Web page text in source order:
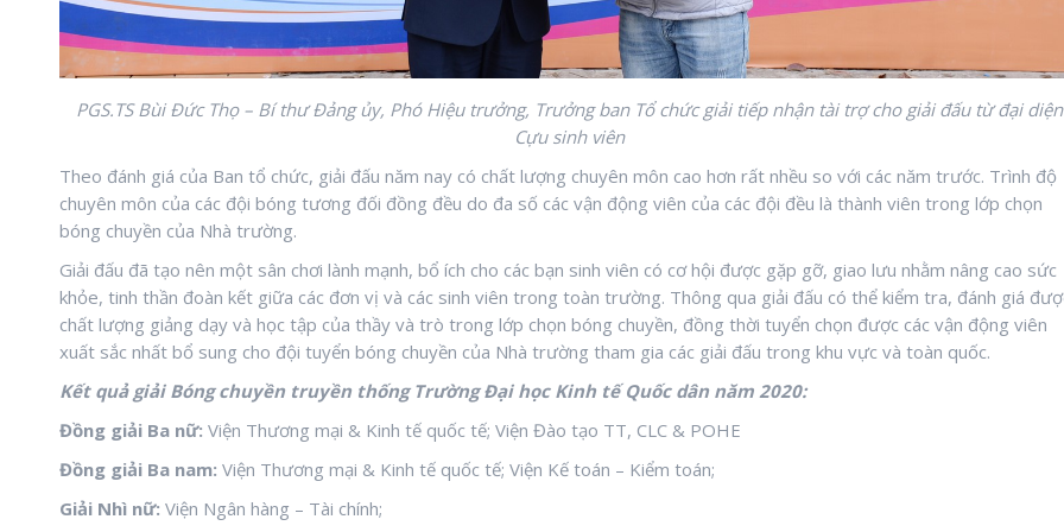
PGS.TS Bùi Đức Thọ – Bí thư Đảng ủy, Phó Hiệu trưởng, Trưởng ban Tổ chức giải tiếp nhận tài trợ cho giải đấu từ đại diện
Cựu sinh viên
Theo đánh giá của Ban tổ chức, giải đấu năm nay có chất lượng chuyên môn cao hơn rất nhều so với các năm trước. Trình độ
chuyên môn của các đội bóng tương đối đồng đều do đa số các vận động viên của các đội đều là thành viên trong lớp chọn
bóng chuyền của Nhà trường.
Giải đấu đã tạo nên một sân chơi lành mạnh, bổ ích cho các bạn sinh viên có cơ hội được gặp gỡ, giao lưu nhằm nâng cao sức
khỏe, tinh thần đoàn kết giữa các đơn vị và các sinh viên trong toàn trường. Thông qua giải đấu có thể kiểm tra, đánh giá
chất lượng giảng dạy và học tập của thầy và trò trong lớp chọn bóng chuyền, đồng thời tuyển chọn được các vận động viên
xuất sắc nhất bổ sung cho đội tuyển bóng chuyền của Nhà trường tham gia các giải đấu trong khu vực và toàn quốc.
Kết quả giải Bóng chuyền truyền thống Trường Đại học Kinh tế Quốc dân năm 2020:
Đồng giải Ba nữ: Viện Thương mại & Kinh tế quốc tế; Viện Đào tạo TT, CLC & POHE
Đồng giải Ba nam: Viện Thương mại & Kinh tế quốc tế; Viện Kế toán – Kiểm toán;
Giải Nhì nữ: Viện Ngân hàng – Tài chính;